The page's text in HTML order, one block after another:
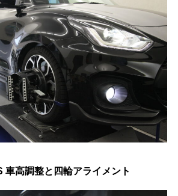
車高調整と四輪アライメント